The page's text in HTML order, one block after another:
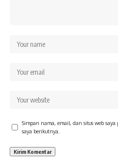
Simpan nama, email, dan situs web
saya berikutnya.